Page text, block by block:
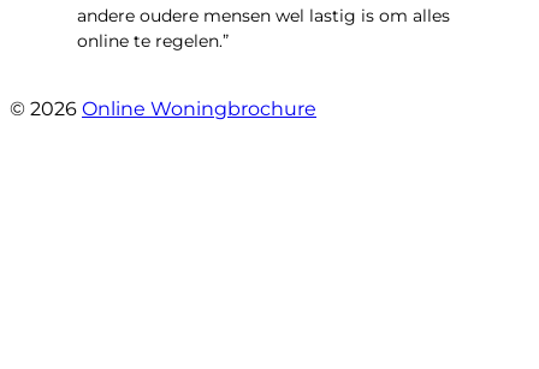
andere oudere mensen wel lastig is om alles
online te regelen.”
© 2026 Online Woningbrochure